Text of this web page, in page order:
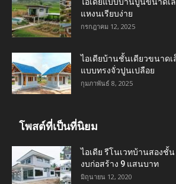
แหงนเรียบง่าย
กรกฎาคม 12, 2025
ไอเดียบ้านชั้นเดียวขนาด
แบบทรงจั่วปูนเปลือย
กุมภาพันธ์ 8, 2025
โพสต์ที่เป็นที่นิยม
ไอเดีย รีโนเวทบ้านสองชั้
งบก่อสร้าง 9 แสนบาท
มิถุนายน 12, 2020